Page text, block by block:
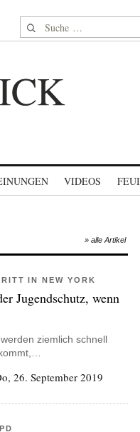
Suche nach:
VIDEOS
» alle Artikel
IN NEW YORK
Jugendschutz, wenn
ziemlich schnell
26. September 2019